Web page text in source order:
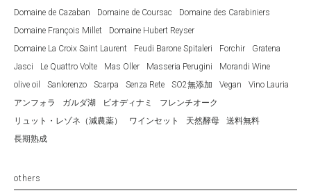
Domaine de Cazaban
Domaine de Coursac
Domaine des Carabiniers
Domaine François Millet
Domaine Hubert Reyser
Domaine La Croix Saint Laurent
Feudi Barone Spitaleri Forchir
Gratena
Jasci
Le Quattro Volte Mas Oller Masseria Perugini
Morandi Wine
olive oil
Sanlorenzo Scarpa Senza Rete SO2無添加 Vegan
Vino Lauria
アンフォラ
ガルダ湖 ビオディナミ
フレンチオーク
リュット・レゾネ（減農薬）
ワインセット 天然酵母
送料無料
長期熟成
others